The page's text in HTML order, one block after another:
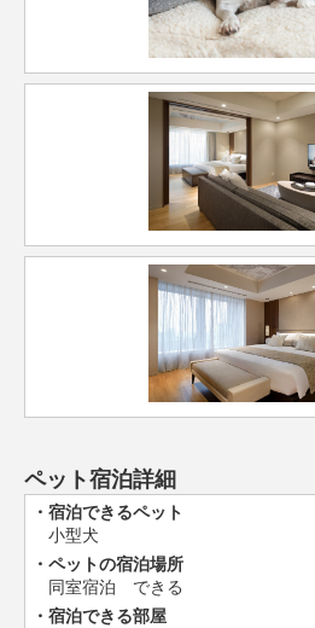
ペット宿泊詳細
宿泊できるペット
小型犬
ペットの宿泊場所
同室宿泊 できる
宿泊できる部屋